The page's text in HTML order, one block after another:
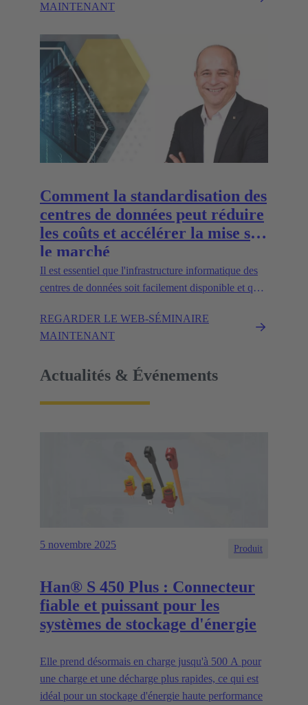
MAINTENANT
Comment la standardisation des
centres de données peut réduire
les coûts et accélérer la mise sur
le marché
Il est essentiel que l'infrastructure informatique des
centres de données soit facilement disponible et que
REGARDER LE WEB-SÉMINAIRE
MAINTENANT
Actualités & Événements
5 novembre 2025 Produit
Han® S 450 Plus : Connecteur
fiable et puissant pour les
systèmes de stockage d'énergie
Elle prend désormais en charge jusqu'à 500 A pour
une charge et une décharge plus rapides, ce qui est
idéal pour un stockage d'énergie haute performance